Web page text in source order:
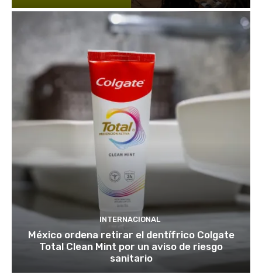
INTERNACIONAL
México ordena retirar el dentífrico Colgate
Total Clean Mint por un aviso de riesgo
sanitario